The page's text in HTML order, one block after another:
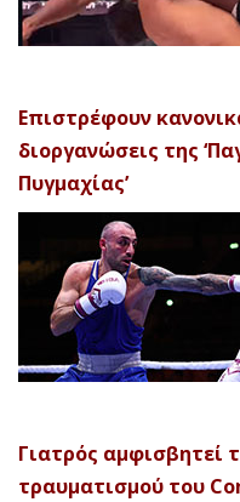
Επιστρέφουν
διοργανώσεις της
Πυγμαχίας’
Γιατρός αμφισβητεί
τραυματισμού του